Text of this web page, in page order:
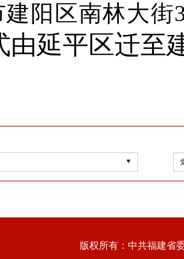
建阳区南林大街
由延平区迁至
版权所有：中共福建省